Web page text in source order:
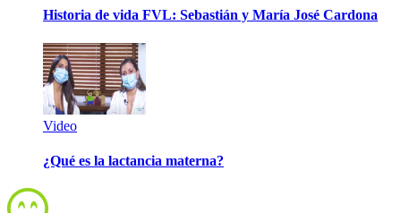
Historia de vida FVL: Sebastián y María José Cardona
Video
¿Qué es la lactancia materna?